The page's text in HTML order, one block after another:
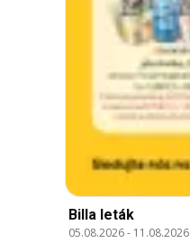
Billa leták
05.08.2026- 11.08.2026